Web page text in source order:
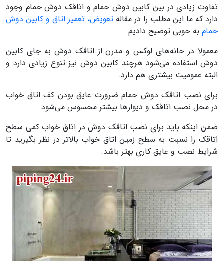
تفاوت زیادی در بین کابین دوش حمام و اتاقک دوش حمام وجود
دارد که ما این مطلب را در مقاله‌ تعویض، تعمیر اتاق و کابین دوش
حمام به خوبی توضیح دادیم.
معمولا در خانه‌های لوکس و مدرن از اتاقک دوش به جای کابین
دوش استفاده می‌شود هرچند کابین دوش نیز تنوع زیادی دارد و
البته عمومیت بیشتری هم دارد.
برای نصب اتاقک دوش حمام ضرورت عایق بودن کف اتاق خواب
در محل نصب اتاقک و دیوارها بیشتر محسوس می‌شود.
ضمن اینکه باید برای نصب اتاقک دوش در اتاق خواب کمی سطح
اتاقک را نسبت به سطح زمین اتاق خواب بالاتر در نظر بگیرید تا
شرایط نصب و عایق کاری بهتر باشد.